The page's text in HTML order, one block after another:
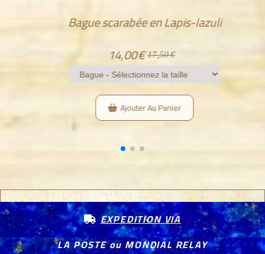
Bague Horus Oeil d'Horus
15,20€ 19,00€
Ajouter Au Panier
EXPEDITION VIA
LA POSTE ou MONDIAL RELAY